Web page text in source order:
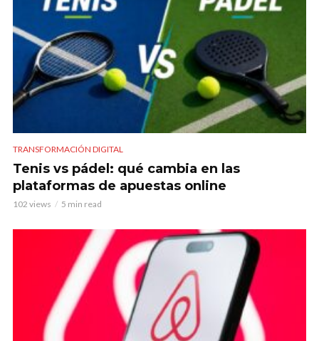
TRANSFORMACIÓN DIGITAL
Tenis vs pádel: qué cambia en las
plataformas de apuestas online
102 views 5 min read